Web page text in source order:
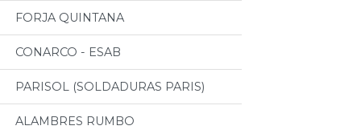
FORJA QUINTANA
CONARCO - ESAB
PARISOL (SOLDADURAS PARIS)
ALAMBRES RUMBO